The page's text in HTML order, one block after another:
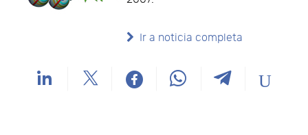
Ir a noticia completa